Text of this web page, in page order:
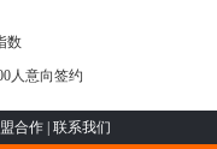
数
人意向签约
合作 联系我们